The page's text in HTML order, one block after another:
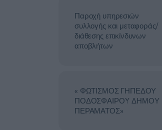
Παροχή υπηρεσιών
συλλογής και μεταφοράς/
διάθεσης επικίνδυνων
αποβλήτων
« ΦΩΤΙΣΜΟΣ ΓΗΠΕΔΟΥ
ΠΟΔΟΣΦΑΙΡΟΥ ΔΗΜΟΥ
ΠΕΡΑΜΑΤΟΣ»